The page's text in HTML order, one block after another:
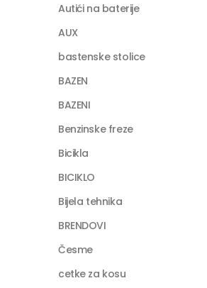
Autići na baterije
AUX
bastenske stolice
BAZEN
BAZENI
Benzinske freze
Bicikla
BICIKLO
Bijela tehnika
BRENDOVI
Česme
cetke za kosu